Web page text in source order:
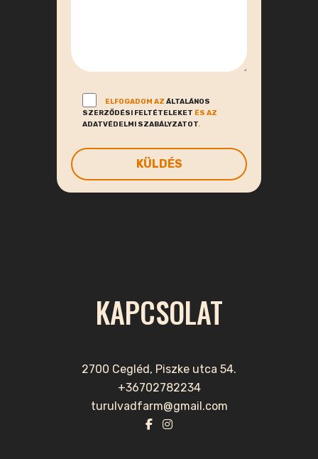
ELFOGADOM AZ ÁLTALÁNOS
SZERZŐDÉSI FELTÉTELEKET ÉS AZ
ADATVÉDELMI SZABÁLYZATOT.
KAPCSOLAT
2700 Cegléd, Piszke utca 54.
+36702782234
turulvadfarm@gmail.com